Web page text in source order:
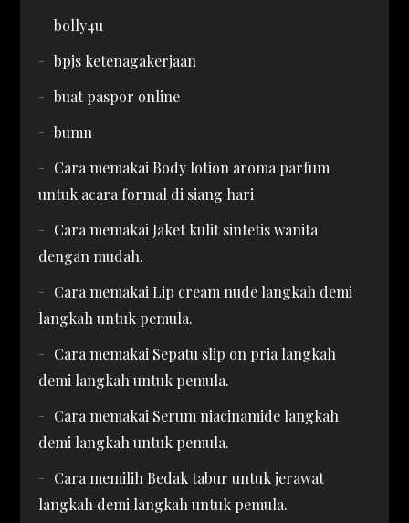
bolly4u
bpjs ketenagakerjaan
buat paspor online
bumn
Cara memakai Body lotion aroma parfum
untuk acara formal di siang hari
Cara memakai Jaket kulit sintetis wanita
dengan mudah.
Cara memakai Lip cream nude langkah demi
langkah untuk pemula.
Cara memakai Sepatu slip on pria langkah
demi langkah untuk pemula.
Cara memakai Serum niacinamide langkah
demi langkah untuk pemula.
Cara memilih Bedak tabur untuk jerawat
langkah demi langkah untuk pemula.